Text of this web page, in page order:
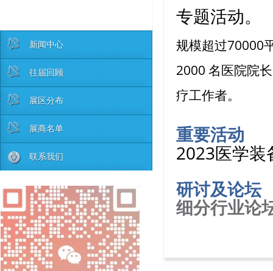
新闻中心
往届回顾
展区分布
展商名单
联系我们
专题活动。
规模超过70000
2000 名医院院
疗工作者。
重要活动
2023医学装
研讨及论坛
细分行业论